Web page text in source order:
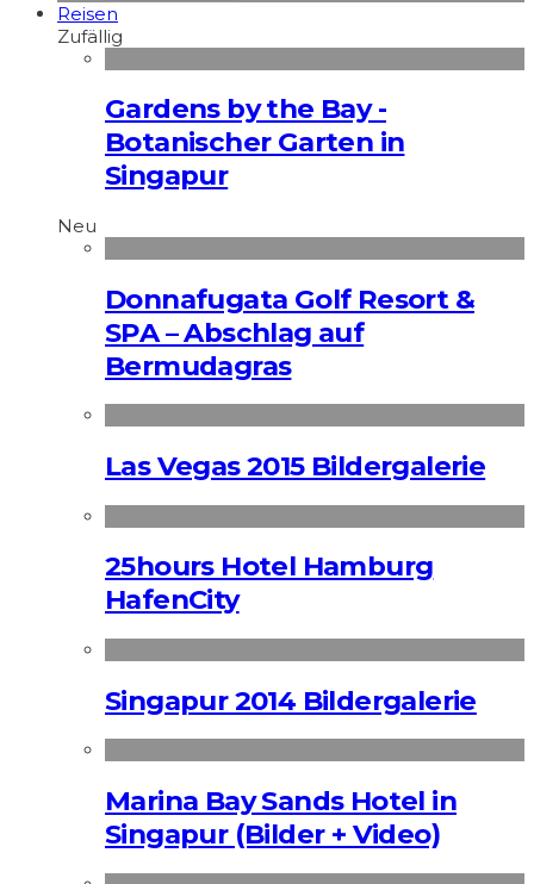
Reisen
Zufällig
Gardens by the Bay -
Botanischer Garten in
Singapur
Neu
Donnafugata Golf Resort &
SPA – Abschlag auf
Bermudagras
Las Vegas 2015 Bildergalerie
25hours Hotel Hamburg
HafenCity
Singapur 2014 Bildergalerie
Marina Bay Sands Hotel in
Singapur (Bilder + Video)